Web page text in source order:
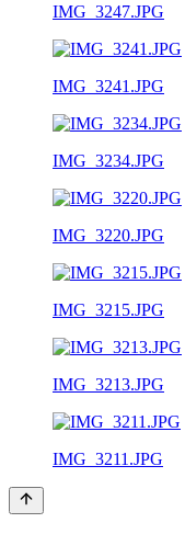
IMG_3247.JPG
IMG_3241.JPG
IMG_3234.JPG
IMG_3220.JPG
IMG_3215.JPG
IMG_3213.JPG
IMG_3211.JPG